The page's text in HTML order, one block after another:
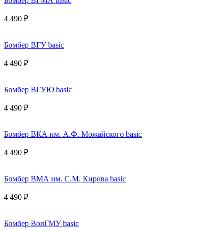
4 490 ₽
Бомбер ВГУ basic
4 490 ₽
Бомбер ВГУЮ basic
4 490 ₽
Бомбер ВКА им. А.Ф. Можайского basic
4 490 ₽
Бомбер ВМА им. С.М. Кирова basic
4 490 ₽
Бомбер ВолГМУ basic